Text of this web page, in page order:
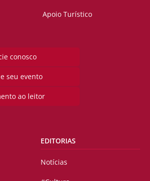
Apoio Turístico
conosco
seu evento
ao leitor
EDITORIAS
Notícias